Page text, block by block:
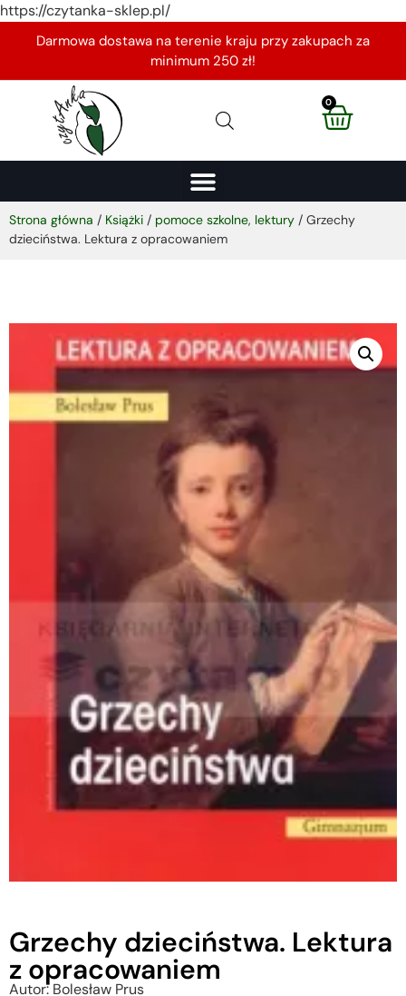
https://czytanka-sklep.pl/
Darmowa dostawa na terenie kraju przy zakupach za
minimum 250 zł!
0
Strona główna / Książki / pomoce szkolne, lektury / Grzechy
dzieciństwa. Lektura z opracowaniem
Grzechy dzieciństwa. Lektura
z opracowaniem
Autor: Bolesław Prus